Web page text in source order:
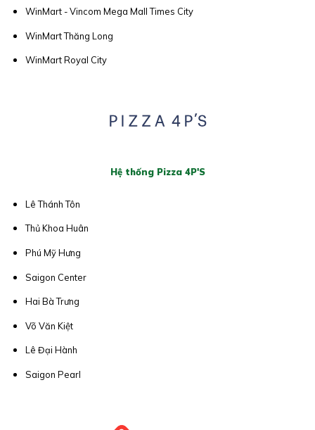
WinMart - Vincom Mega Mall Times City
WinMart Thăng Long
WinMart Royal City
Hệ thống Pizza 4P'S
Lê Thánh Tôn
Thủ Khoa Huân
Phú Mỹ Hưng
Saigon Center
Hai Bà Trưng
Võ Văn Kiệt
Lê Đại Hành
Saigon Pearl